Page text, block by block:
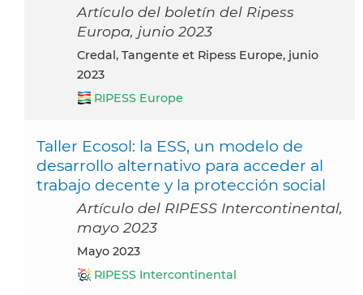
Artículo del boletín del Ripess
Europa, junio 2023
Credal, Tangente et Ripess Europe, junio
2023
RIPESS Europe
Taller Ecosol: la ESS, un modelo de
desarrollo alternativo para acceder al
trabajo decente y la protección social
Artículo del RIPESS Intercontinental,
mayo 2023
mayo 2023
RIPESS Intercontinental